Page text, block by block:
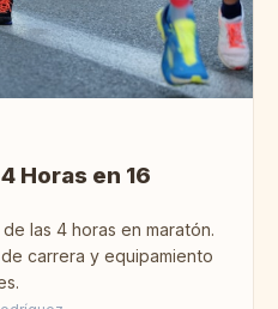
Horas en 16
las 4 horas en maratón.
carrera y equipamiento